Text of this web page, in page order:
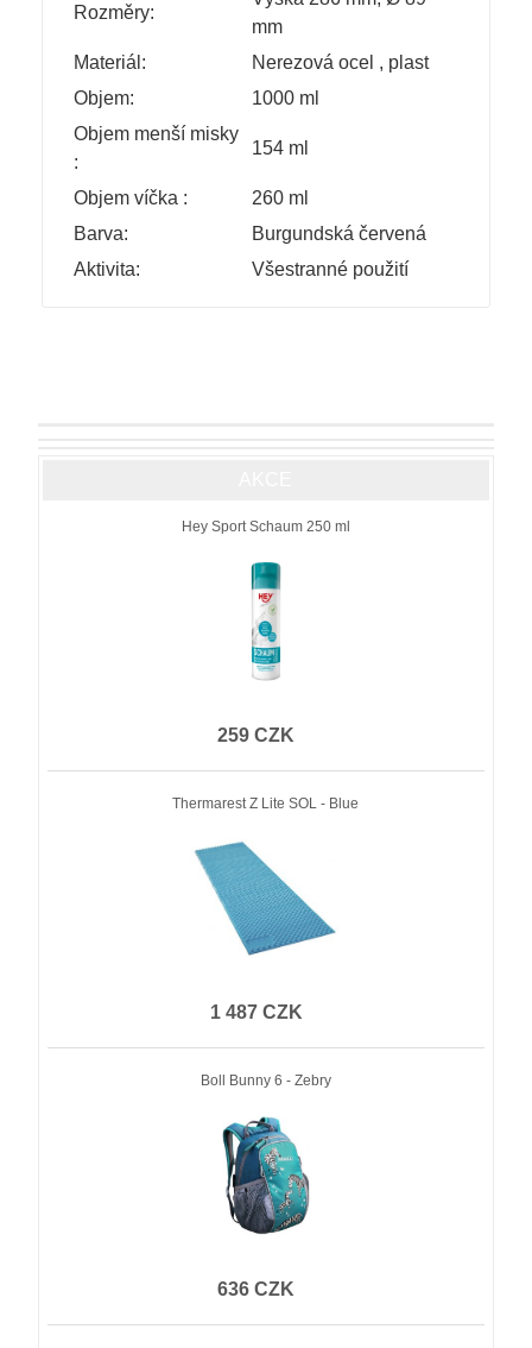
Rozměry:
mm
Materiál:
Nerezová ocel , plast
Objem:
1000 ml
Objem menší misky
:
154 ml
Objem víčka :
260 ml
Barva:
Burgundská červená
Aktivita:
Všestranné použití
Hey Sport Schaum 250 ml
259 CZK
Thermarest Z Lite SOL - Blue
1 487 CZK
Boll Bunny 6 - Zebry
636 CZK